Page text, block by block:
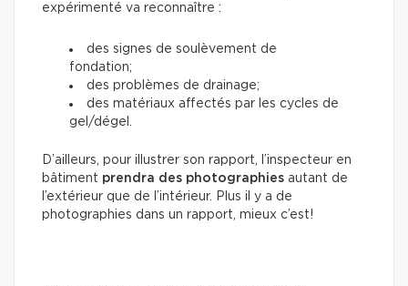
expérimenté va reconnaître :
des signes de soulèvement de
fondation;
des problèmes de drainage;
des matériaux affectés par les cycles de
gel/dégel.
D’ailleurs, pour illustrer son rapport, l’inspecteur en
bâtiment prendra des photographies autant de
l’extérieur que de l’intérieur. Plus il y a de
photographies dans un rapport, mieux c’est!